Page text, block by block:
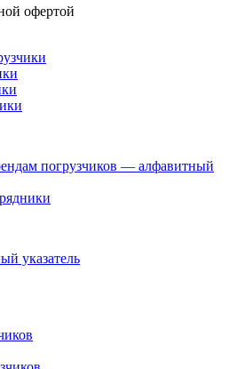
офертой
погрузчиков — алфавитный
указатель